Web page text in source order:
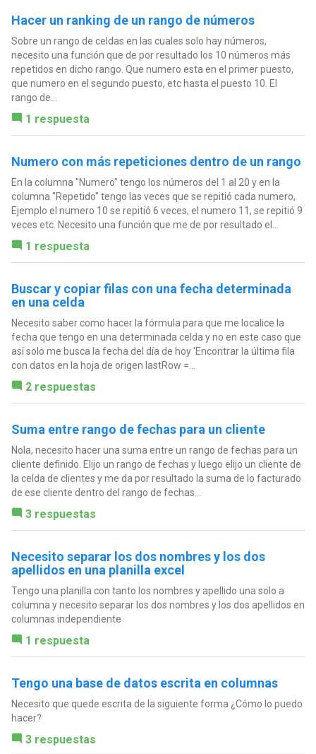
Hacer un ranking de un rango de números
Sobre un rango de celdas en las cuales solo hay números,
necesito una función que de por resultado los 10 números más
repetidos en dicho rango. Que numero esta en el primer puesto,
que numero en el segundo puesto, etc hasta el puesto 10. El
rango de...
1 respuesta
Numero con más repeticiones dentro de un rango
En la columna "Numero" tengo los números del 1 al 20 y en la
columna "Repetido" tengo las veces que se repitió cada numero,
Ejemplo el numero 10 se repitió 6 veces, el numero 11, se repitió 9
veces etc. Necesito una función que me de por resultado el...
1 respuesta
Buscar y copiar filas con una fecha determinada
en una celda
Necesito saber como hacer la fórmula para que me localice la
fecha que tengo en una determinada celda y no en este caso que
así solo me busca la fecha del día de hoy 'Encontrar la última fila
con datos en la hoja de origen lastRow =...
2 respuestas
Suma entre rango de fechas para un cliente
Nola, necesito hacer una suma entre un rango de fechas para un
cliente definido. Elijo un rango de fechas y luego elijo un cliente de
la celda de clientes y me da por resultado la suma de lo facturado
de ese cliente dentro del rango de fechas...
3 respuestas
Necesito separar los dos nombres y los dos
apellidos en una planilla excel
Tengo una planilla con tanto los nombres y apellido una solo a
columna y necesito separar los dos nombres y los dos apellidos en
columnas independiente
1 respuesta
Tengo una base de datos escrita en columnas
Necesito que quede escrita de la siguiente forma ¿Cómo lo puedo
hacer?
3 respuestas